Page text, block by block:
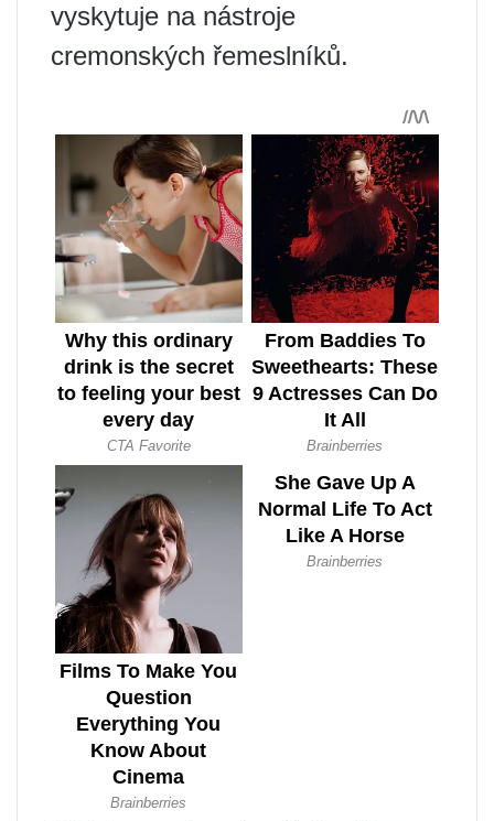
vyskytuje na nástroje
cremonských řemeslníků.